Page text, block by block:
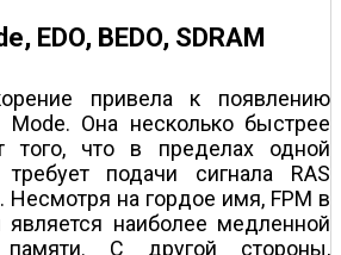
EDO, BEDO, SDRAM
привела к появлению
Mode. Она несколько быстрее
того, что в пределах одной
подачи сигнала RAS
на гордое имя, FPM в
наиболее медленной
памяти. С другой стороны,